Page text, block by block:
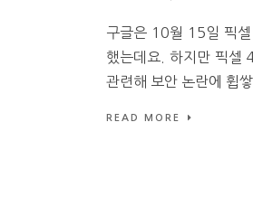
구글은 10월 15일 픽
했는데요. 하지만 픽셀
관련해 보안 논란에 휩
READ MORE